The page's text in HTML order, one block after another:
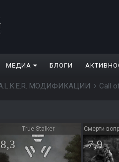
МЕДИА БЛОГИ
МОДИФИКАЦИИ Call
True Stalker
8,3
Смерти
7,9